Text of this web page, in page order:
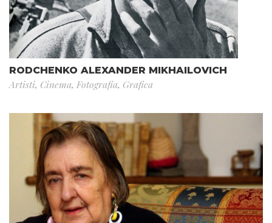
RODCHENKO ALEXANDER MIKHAILOVICH
Artisti, Cinema, Fotografia, Grafica